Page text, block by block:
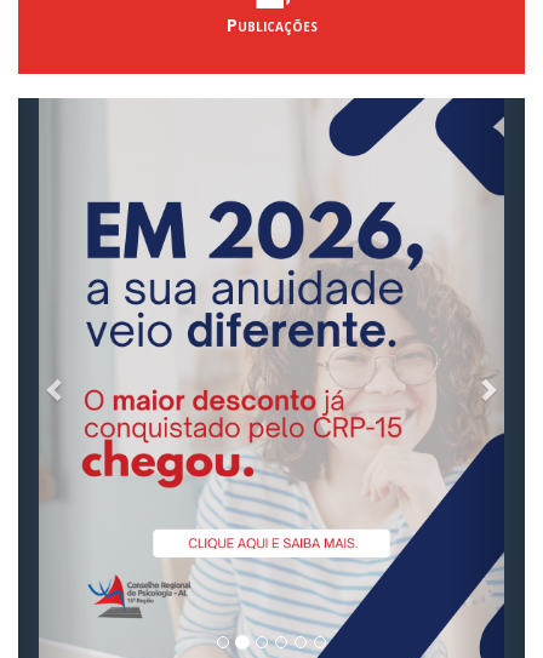
Publicações